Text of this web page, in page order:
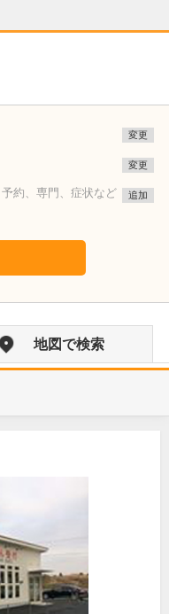
変更
変更
約、専門、症状など
追加
地図で検索